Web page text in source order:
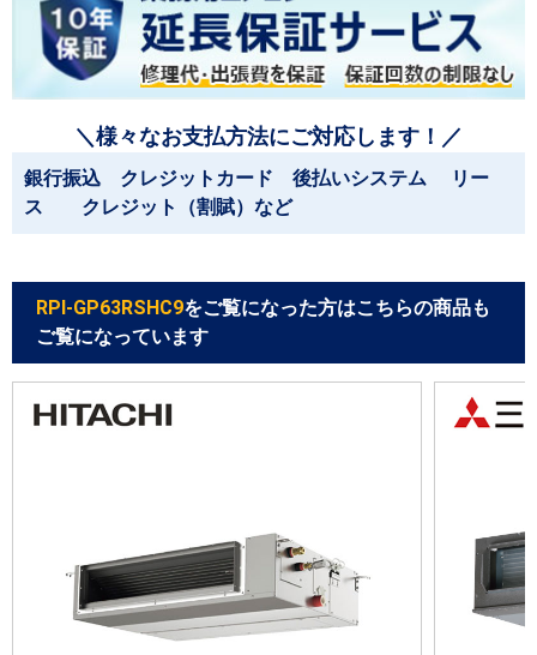
＼様々なお支払方法にご対応します！／
銀行振込 クレジットカード 後払いシステム リー
ス クレジット（割賦）など
RPI-GP63RSHC9をご覧になった方はこちらの商品も
ご覧になっています